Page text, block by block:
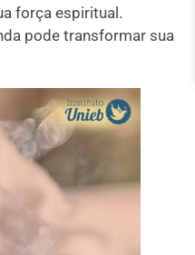
força espiritual.
pode transformar sua